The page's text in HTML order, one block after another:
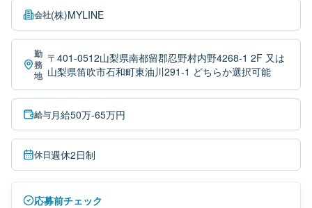
会社(株)MYLINE
勤
務
地
〒401-0512山梨県南都留郡忍野村内野4268-1 2F 又は
山梨県笛吹市石和町東油川291-1 どちらか選択可能
給与月給50万-65万円
休日週休2日制
応募前チェック